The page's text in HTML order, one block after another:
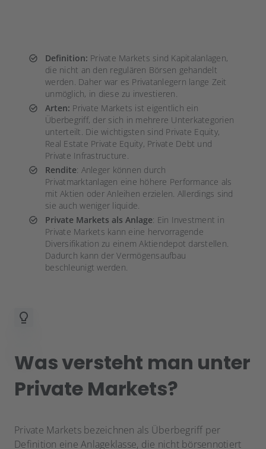
Definition: Private Markets sind Kapitalanlagen,
die nicht an den regulären Börsen gehandelt
werden. Daher war es Privatanlegern lange Zeit
unmöglich, in diese zu investieren.
Arten: Private Markets ist eigentlich ein
Überbegriff, der sich in mehrere Unterkategorien
unterteilt. Die wichtigsten sind Private Equity,
Real Estate Private Equity, Private Debt und
Private Infrastructure.
Rendite: Anleger können durch
Privatmarktanlagen eine höhere Performance als
mit Aktien oder Anleihen erzielen. Allerdings sind
sie auch weniger liquide.
Private Markets als Anlage: Ein Investment in
Private Markets kann eine hervorragende
Diversifikation zu einem Aktiendepot darstellen.
Dadurch kann der Vermögensaufbau
beschleunigt werden.
Was versteht man unter
Private Markets?
Private Markets bezeichnen als Überbegriff per
Definition eine Anlageklasse, die nicht börsennotiert